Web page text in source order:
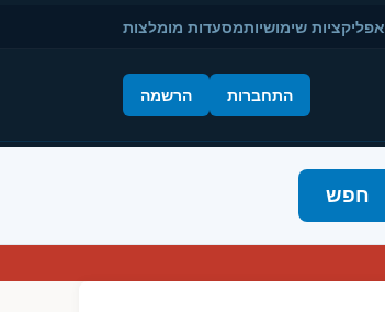
אפליקציות שימושיותמסעדות מומלצות
התחברות הרשמה
חפש